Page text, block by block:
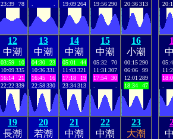
23:39
78
19:09264
19:56290
20:36313
12
中潮
03:59
10
10:09335
16:14
21
22:22339
13
中潮
04:30
23
10:36331
16:45
16
22:58330
14
中潮
05:01
44
11:03321
17:18
19
23:34313
15
中潮
05:32
70
11:31 307
17:54
30
16
小潮
00:15290
06:06
99
12:01 289
18:34
47
19
長潮
20
若潮
21
中潮
22
中潮
23
大潮